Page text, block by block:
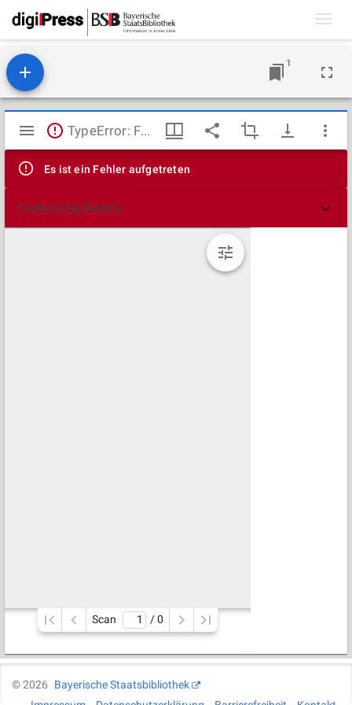
1
Mirador
Viewer
TypeError: Failed to fetch
Es ist ein Fehler aufgetreten
Technische Details
Scan / 0
©2026
Bayerische Staatsbibliothek